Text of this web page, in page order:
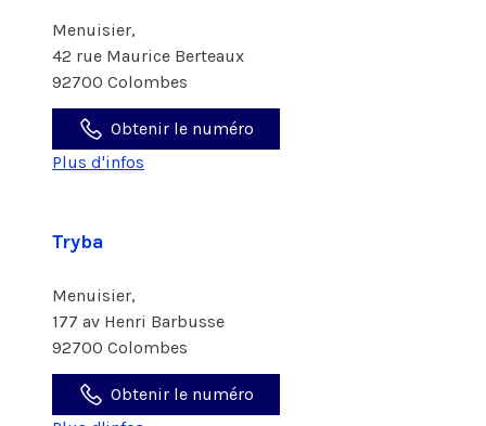
Menuisier,
42 rue Maurice Berteaux
92700 Colombes
Obtenir le numéro
Plus d'infos
Tryba
Menuisier,
177 av Henri Barbusse
92700 Colombes
Obtenir le numéro